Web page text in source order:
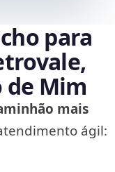
para
de Mim
mais
ágil: